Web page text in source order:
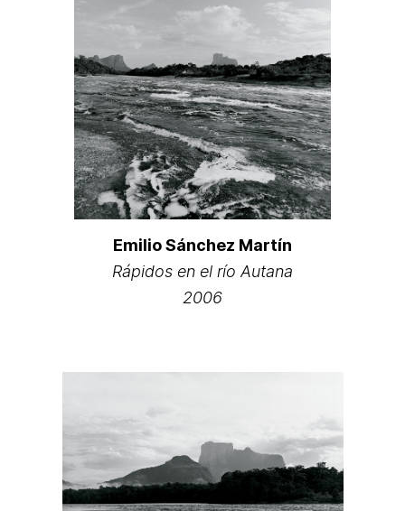
Emilio Sánchez Martín
Rápidos en el río Autana
2006